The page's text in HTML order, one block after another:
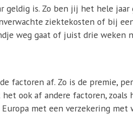
is. Zo ben jij het hele jaar
ziektekosten of bij
weg gaat of juist drie weken
factoren af. Zo is de premie,
het ook af andere factoren,
met een verzekering met